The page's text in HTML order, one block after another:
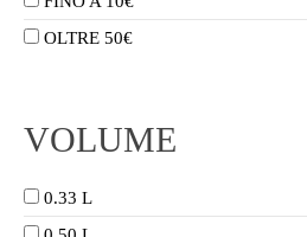
OLTRE 50€
VOLUME
0.33 L